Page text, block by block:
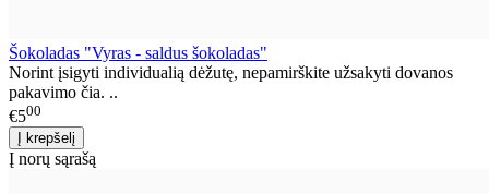
Šokoladas "Vyras - saldus šokoladas"
Norint įsigyti individualią dėžutę, nepamirškite užsakyti dovanos
pakavimo čia. ..
€500
Į norų sąrašą